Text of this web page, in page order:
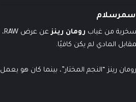
سمرسلام
من غياب رومان رينز
عن عرض RAW،
المادي لم يكن كافيًا.
رينز “النجم المختار”، بينما كان هو يعمل